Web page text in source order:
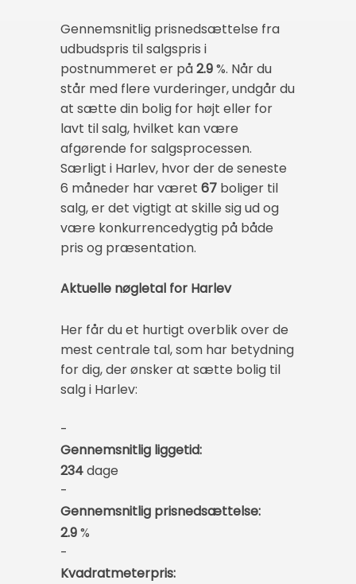
Gennemsnitlig prisnedsættelse fra
udbudspris til salgspris i
postnummeret er på2.9%. Når du
står med flere vurderinger, undgår du
at sætte din bolig for højt eller for
lavt til salg, hvilket kan være
afgørende for salgsprocessen.
Særligt i Harlev, hvor der de seneste
6 måneder har været 67 boliger til
salg, er det vigtigt at skille sig ud og
være konkurrencedygtig på både
pris og præsentation.
Aktuelle nøgletal for Harlev
Her får du et hurtigt overblik over de
mest centrale tal, som har betydning
for dig, der ønsker at sætte bolig til
salg i Harlev:
-
Gennemsnitlig liggetid:
234dage
-
Gennemsnitlig prisnedsættelse:
2.9%
-
Kvadratmeterpris: